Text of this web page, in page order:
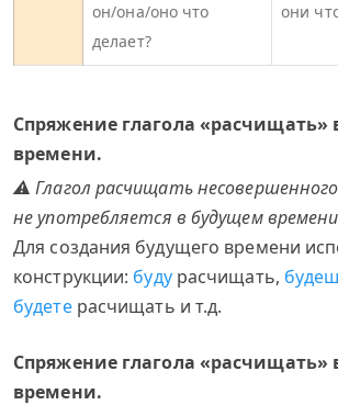
он/она/оно что
делает?
они
Спряжение глагола «расчищать»
времени.
⚠ Глагол расчищать
не употребляется в будущем
Для создания будущего времени
конструкции: будурасчищать,
будетерасчищать и т.д.
Спряжение глагола
времени.